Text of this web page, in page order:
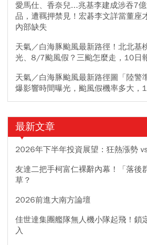
愛馬仕、香奈兒...兆基李建成涉吞7
品，遭羈押禁見！宏碁李文詳當董座
內部缺失
天氣／白海豚颱風最新路徑！北北基
光、8/7颱風假？三颱怎麼走，10日
天氣／白海豚颱風最新路徑圖「陸警
爆影響時間曝光，颱風假機率多大，
最新文章
2026年下半年投資展望：狂熱漲勢
友達二把手柯富仁裸辭內幕！「落後
草？
2026前進大南方論壇
佳世達集團艦隊無人機小隊起飛！鎖
入